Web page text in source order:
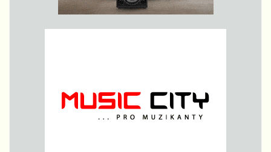
kterého se
Pavlína
Jíšová, se